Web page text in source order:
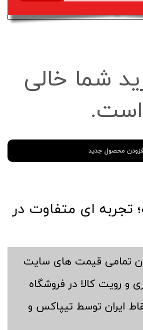
شما خالی
است.
محصول جدید
تمامی قیمت های سایت
و رویت کالا در فروشگاه
ایران توسط تیپاکس و
تجربه ای متفاوت در